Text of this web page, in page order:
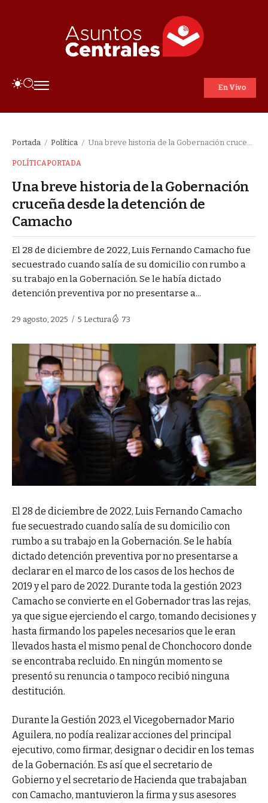
Portada / Política / Una breve historia de la Gobernación cruceña desde la detención de Camacho
POLÍTICAPORTADA
Una breve historia de la Gobernación
cruceña desde la detención de
Camacho
El 28 de diciembre de 2022, Luis Fernando Camacho fue
secuestrado cuando salía de su domicilio con rumbo a
su trabajo en la Gobernación. Se le había dictado
detención preventiva por no presentarse a...
29 agosto, 2025 5 Lectura 73
El 28 de diciembre de 2022, Luis Fernando Camacho
fue secuestrado cuando salía de su domicilio con
rumbo a su trabajo en la Gobernación. Se le había
dictado detención preventiva por no presentarse a
declarar en el marco de los casos de los hechos de
2019 y el paro de 2022. Durante toda la gestión 2023
Camacho se convierte en el Gobernador tras las rejas,
ya que sigue ejerciendo el cargo, tomando decisiones y
hasta firmando los papeles necesarios que le eran
llevados hasta el mismo penal de Chonchocoro donde
se encontraba recluido. En ningún momento se
presentó su renuncia o tampoco recibió ninguna
destitución.
Durante la Gestión 2023, el Vicegobernador Mario
Aguilera, no podía realizar acciones del principal
ejecutivo, como firmar, designar o decidir en los temas
de la Gobernación. Es así que el secretario de
Gobierno y el secretario de Hacienda que trabajaban
con Camacho, mantuvieron la firma y sus asesores